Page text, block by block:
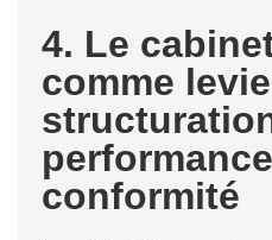
4. Le
comme
conformité